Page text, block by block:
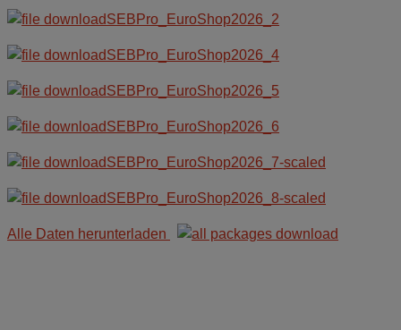
SEBPro_EuroShop2026_2
SEBPro_EuroShop2026_4
SEBPro_EuroShop2026_5
SEBPro_EuroShop2026_6
SEBPro_EuroShop2026_7-scaled
SEBPro_EuroShop2026_8-scaled
Alle Daten herunterladen